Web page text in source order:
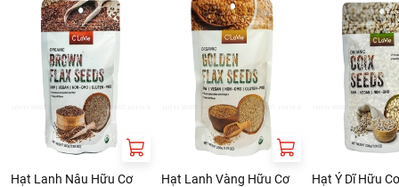
Hạt Lanh Nâu Hữu Cơ
Hạt Lanh Vàng Hữu Cơ
Hạt Ý Dĩ Hữu